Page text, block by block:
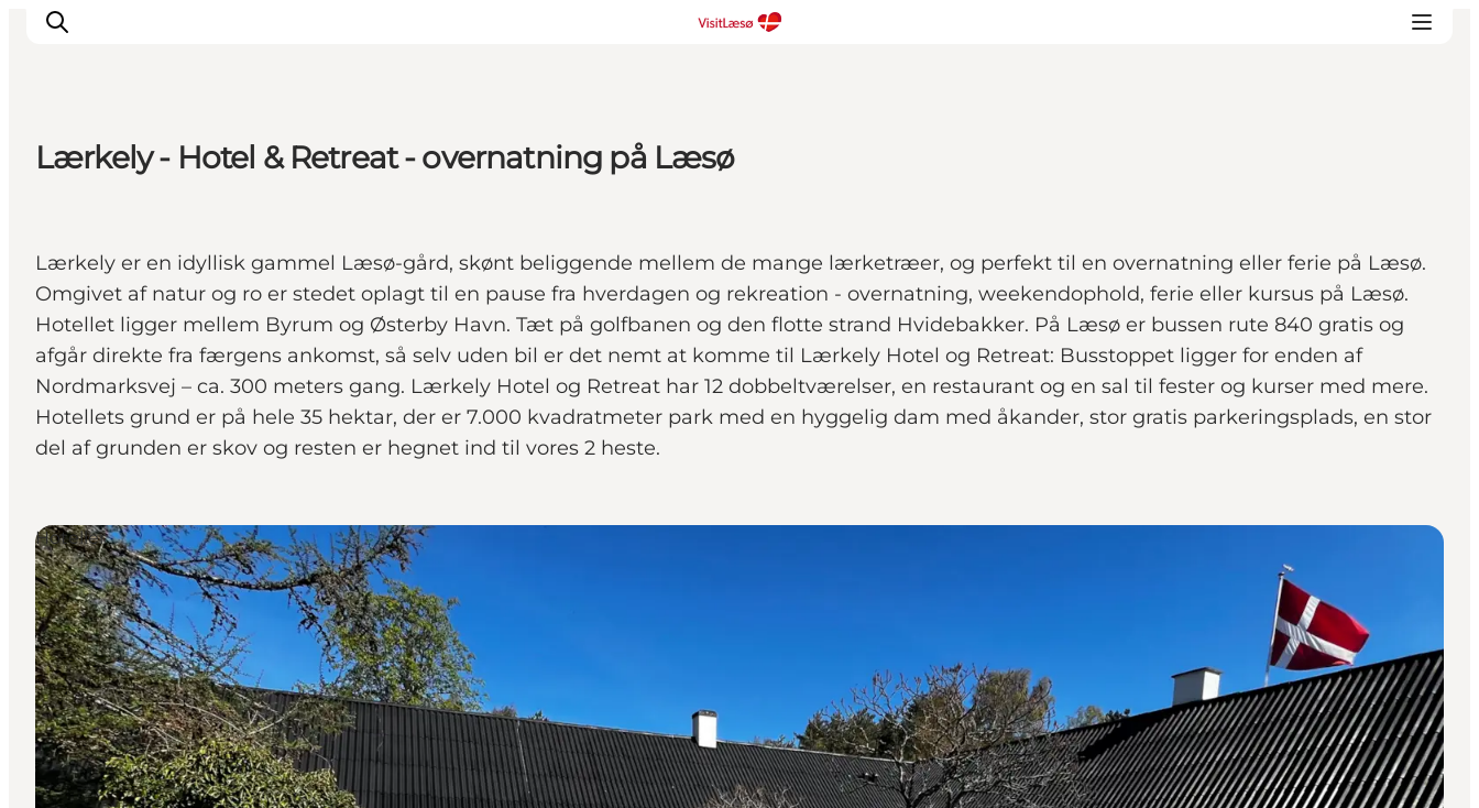
Lærkely - Hotel & Retreat - overnatning på Læsø
Lærkely er en idyllisk gammel Læsø-gård, skønt beliggende mellem de mange lærketræer, og perfekt til en overnatning eller ferie på Læsø.
Omgivet af natur og ro er stedet oplagt til en pause fra hverdagen og rekreation - overnatning, weekendophold, ferie eller kursus på Læsø.
Hotellet ligger mellem Byrum og Østerby Havn. Tæt på golfbanen og den flotte strand Hvidebakker. På Læsø er bussen rute 840 gratis og
afgår direkte fra færgens ankomst, så selv uden bil er det nemt at komme til Lærkely Hotel og Retreat: Busstoppet ligger for enden af
Nordmarksvej – ca. 300 meters gang. Lærkely Hotel og Retreat har 12 dobbeltværelser, en restaurant og en sal til fester og kurser med mere.
Hotellets grund er på hele 35 hektar, der er 7.000 kvadratmeter park med en hyggelig dam med åkander, stor gratis parkeringsplads, en stor
del af grunden er skov og resten er hegnet ind til vores 2 heste.
Hoteller